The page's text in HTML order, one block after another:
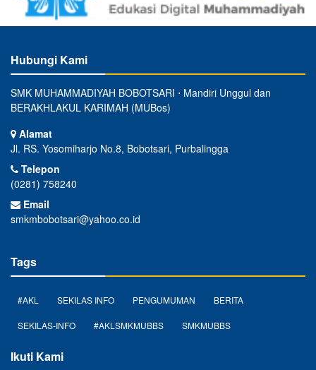
Hubungi Kami
SMK MUHAMMADIYAH BOBOTSARI ⋅ Mandiri Unggul dan
BERAKHLAKUL KARIMAH (MUBos)
Alamat
Jl. RS. Yosomiharjo No.8, Bobotsari, Purbalingga
Telepon
(0281) 758240
Email
smkmbobotsari@yahoo.co.id
Tags
#AKL SEKILAS INFO PENGUMUMAN BERITA
SEKILAS-INFO #AKLSMKMUBBS SMKMUBBS
Ikuti Kami